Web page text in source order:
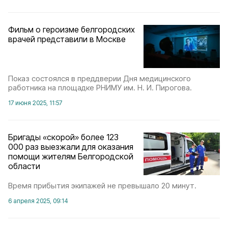
Фильм о героизме белгородских
врачей представили в Москве
Показ состоялся в преддверии Дня медицинского
работника на площадке РНИМУ им. Н. И. Пирогова.
17 июня 2025, 11:57
Бригады «скорой» более 123
000 раз выезжали для оказания
помощи жителям Белгородской
области
Время прибытия экипажей не превышало 20 минут.
6 апреля 2025, 09:14